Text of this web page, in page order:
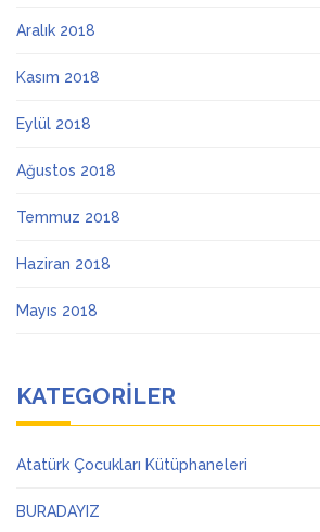
Aralık 2018
Kasım 2018
Eylül 2018
Ağustos 2018
Temmuz 2018
Haziran 2018
Mayıs 2018
KATEGORILER
Atatürk Çocukları Kütüphaneleri
BURADAYIZ